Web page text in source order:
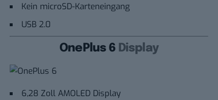
Kein microSD-Karteneingang
USB 2.0
OnePlus 6 Display
6,28 Zoll AMOLED Display